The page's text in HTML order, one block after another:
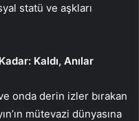
statü ve aşkları
Kaldı, Anılar
ve onda derin izler bırakan
mütevazi dünyasına